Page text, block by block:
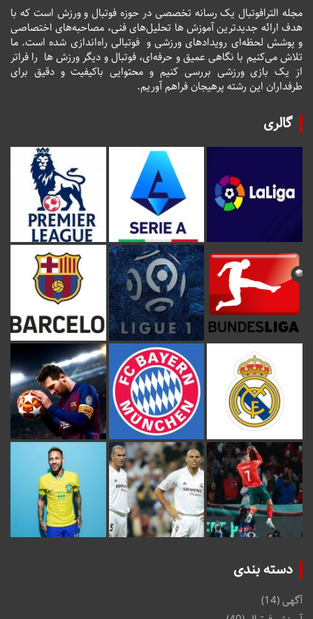
مجله الترافوتبال یک رسانه تخصصی در حوزه فوتبال و ورزش است که با
هدف ارائه جدیدترین آموزش ها تحلیل‌های فنی، مصاحبه‌های اختصاصی
و پوشش لحظه‌ای رویدادهای ورزشی و فوتبالی راه‌اندازی شده است. ما
تلاش می‌کنیم با نگاهی عمیق و حرفه‌ای، فوتبال و دیگر ورزش ها را فراتر
از یک بازی ورزشی بررسی کنیم و محتوایی باکیفیت و دقیق برای
طرفداران این رشته پرهیجان فراهم آوریم.
گالری
دسته بندی
آگهی(14)